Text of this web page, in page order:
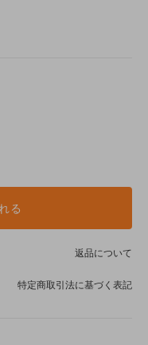
る
返品について
特定商取引法に基づく表記